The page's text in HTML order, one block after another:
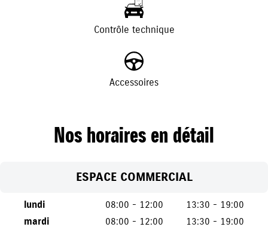
Contrôle technique
Accessoires
Nos horaires en détail
ESPACE COMMERCIAL
lundi 08:00 - 12:00
13:30 - 19:00
mardi
08:00 - 12:00
13:30 - 19:00